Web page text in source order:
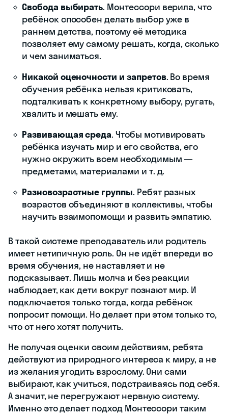
Свобода выбирать. Монтессори верила, что
ребёнок способен делать выбор уже в
раннем детства, поэтому её методика
позволяет ему самому решать, когда, сколько
и чем заниматься.
Никакой оценочности и запретов. Во время
обучения ребёнка нельзя критиковать,
подталкивать к конкретному выбору, ругать,
хвалить и мешать ему.
Развивающая среда. Чтобы мотивировать
ребёнка изучать мир и его свойства, его
нужно окружить всем необходимым —
предметами, материалами и т. д.
Разновозрастные группы. Ребят разных
возрастов объединяют в коллективы, чтобы
научить взаимопомощи и развить эмпатию.
В такой системе преподаватель или родитель
имеет нетипичную роль. Он не идёт впереди во
время обучения, не наставляет и не
подсказывает. Лишь молча и без реакции
наблюдает, как дети вокруг познают мир. И
подключается только тогда, когда ребёнок
попросит помощи. Но делает при этом только то,
что от него хотят получить.
Не получая оценки своим действиям, ребята
действуют из природного интереса к миру, а не
из желания угодить взрослому. Они сами
выбирают, как учиться, подстраиваясь под себя.
А значит, не перегружают нервную систему.
Именно это делает подход Монтессори таким